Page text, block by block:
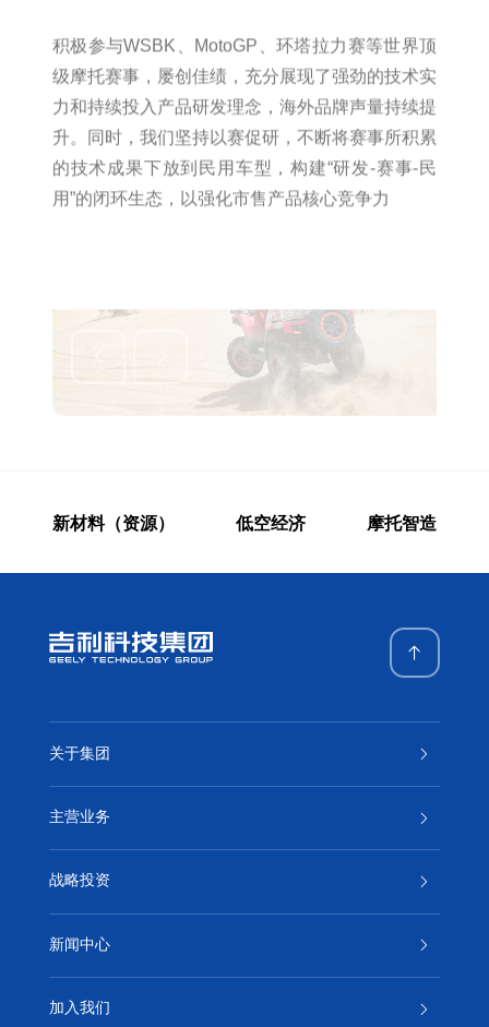
力和持续投入产品研发理念，海外品牌声量持续提
升。同时，我们坚持以赛促研，不断将赛事所积累
的技术成果下放到民用车型，构建“研发-赛事-民
用”的闭环生态，以强化市售产品核心竞争力
新材料（资源） 低空经济 摩托智造
关于集团
主营业务
战略投资
新闻中心
加入我们